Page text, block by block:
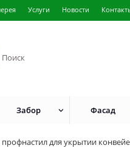
Услуги Новости
Забор Фасад
для укрытии